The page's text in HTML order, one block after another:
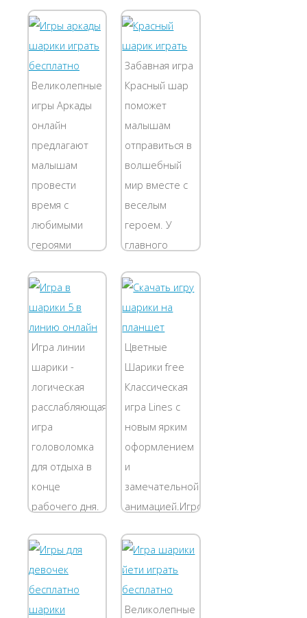
своими
достижениями
в соцсетях.
Узнай самого
лучшего
игрока
нашего сайта
в игры...
способности в
веселой
головоломке.
Детишкам
необходимо
расположить
шары в
нужных
рядах...
Великолепные
игры Аркады
онлайн
предлагают
малышам
провести
время с
любимыми
героями
Детишки могут
отправиться в
путешествие с
храбрым
гладиатором и
пройти
сложный
маршрут в
играх...
Забавная игра
Красный шар
поможет
малышам
отправиться в
волшебный
мир вместе с
веселым
героем. У
главного
нет рук и ног,
но он
невероятно
способный и
делает все с
большим
энтузиазмом....
Игра линии
шарики -
логическая
расслабляющая
игра
головоломка
для отдыха в
конце
рабочего дня.
офисный
ребус
помогает
снять
Цветные
Шарики free
Классическая
игра Lines с
новым ярким
оформлением
и
замечательной
анимацией.Игровое
представляет
собой
область, в
которой за
Великолепные